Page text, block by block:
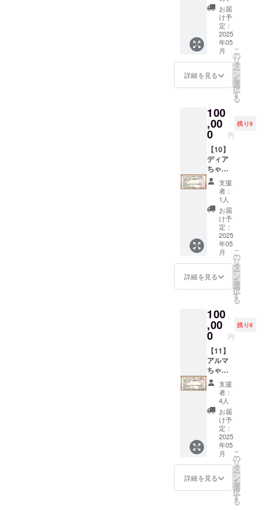
す）
■「リリ
ンちゃ
ん＆ク
ロワ
ちゃ
ん」描
き下ろ
しイラ
スト
タ） イ
ラスト
レー
ター
「かき
ほう」
様によ
る、リ
リン
ちゃん
＆クロ
ワちゃ
んの描
き下ろ
しイラ
ストで
す。
データ
でのお
渡しと
す。 ■
トレー
ラー
ムー
ビー
（高画
質版）
クラウ
ドファ
ンディ
ングの
広報、
説明等
に使用
してい
る以下
のムー
ビーの
高画質
データ
ん」の
イラス
トが描
かれた
ポスト
（イラ
スト担
■ポスト
カードB
「アン
ジーさ
ん」の
イラス
トが描
かれた
ポスト
カード
です。
（イラ
スト担
当：
microa
ジーさ
ん」
ルスタ
ンド
「アン
ジーさ
ん」の
立ち絵
イラス
トが描
かれた
大きな
アクリ
ルスタ
ンドで
す。
（イラ
るとね
る様）
■「アン
「リリ
ンちゃ
ん」の
イラス
トが描
かれた
ロファ
イバー
（イラ
スト担
当：みU
様）
■「ディ
アちゃ
ん」
ビッグ
アクリ
ルスタ
ンド
「ディ
アちゃ
ん」の
立ち絵
イラス
かれた
大きな
ンドで
す。
（イラ
スト担
当：ぱ
るとね
る様）
■「アル
マちゃ
ん」
ビッグ
アクリ
ルスタ
ンド
「アル
マちゃ
立ち絵
イラス
に、1か
月無料
で加入
できる
コード
です。
（既存
キャラ
ての無
料コー
ドがご
能） ■
マイク
ロファ
イバー
クロス
「リリ
ンちゃ
ん」の
イラス
トが描
かれた
マイク
ロファ
イバー
スト担
当：みU
様）
ンちゃ
ん」
ビッグ
アクリ
ルスタ
ンド
「リリ
ンちゃ
ん」の
立ち絵
イラス
トが描
かれた
大きな
ラスト
が描か
れたク
リア
ファイ
ルで
す。
（イラ
様） ■
サイコ
ロクッ
ション
「Lusty
*Kiss
Product
ion」
キャラ
クター5
人のイ
ラスト
が各面
に描か
れたサ
イコロ
型の
クッ
スト担
当：か
きほう
様） ■
タペス
トリー
「Lusty
*Kiss
Product
ion」
キャラ
クター5
人のイ
ラスト
が描か
れたタ
ペスト
リー
データ
形式の
リター
ンは、
メール
にてダ
ウン
ロード
先をお
す。 ■
ポスト
カードA
「アン
ジーさ
ん」と
「アル
マちゃ
ん」の
イラス
トが描
かれた
ポスト
カード
です。
（イラ
スト担
当：菓
色様）
■ポスト
カードB
「アン
ジーさ
ん」の
イラス
トが描
かれた
ポスト
カード
です。
（イラ
スト担
当：
microa
様） ■
アン
ジーさ
ん抱き
枕カ
バー
ン
（100,0
00円）
■【デー
タセッ
ト・ス
タン
ダー
ド】
タセッ
トプラ
ン・ス
タン
ダー
ド」と
同一内
容の
データ
特典で
す。 ※
データ
形式の
リター
ンは、
メール
にてダ
ウン
ロード
たしま
す。
■Ci-en
有料プ
ラン
「メン
バーズ
シッ
プ・
ゴール
ド」1か
月間無
料体験
コード
セット
クリエ
イター
支援サ
イト
お届
け予
定：
2025
年05
月
詳細を見る
こ
の
リ
タ
ー
ン
を
選
択
す
る
100
,00
0 円
残り9
【10】
ディア
ちゃん
とこと
ん応援
プラン
（100,0
00円）
■【デー
タセッ
ト・ス
タン
ダー
ド】
「【02
トプラ
ン・ス
タン
ダー
ド」と
同一内
容の
データ
特典で
す。 ※
データ
形式の
リター
ンは、
メール
にてダ
ウン
ロード
先をお
支援
者：
1人
お届
け予
定：
2025
年05
月
詳細を見る
こ
の
リ
タ
ー
ン
を
選
択
す
る
100
,00
0 円
残り6
【11】
アルマ
ちゃん
とこと
ん応援
プラン
（100,0
00円）
■【デー
タセッ
ト・ス
タン
ダー
ド】
「【02
支援
者：
4人
お届
け予
定：
2025
年05
月
詳細を見る
こ
の
リ
タ
ー
ン
を
選
択
す
る